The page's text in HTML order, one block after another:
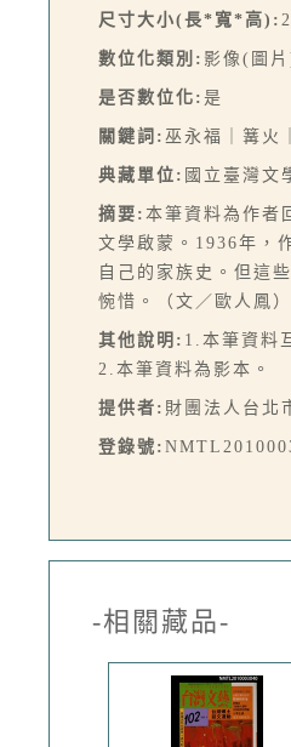
尺寸大小(長*寬*高):
數位化類別: 影像(圖片
是否數位化: 是
關鍵詞: 巫永福｜篝火
典藏單位: 國立臺灣文
摘要: 本筆資料為作者
文學啟蒙。1936年，
自己的家族史。但這
惋惜。（文／歐人鳳）
其他說明: 1.本筆資料
2.本筆資料為影本。
提供者: 財團法人台北
登錄號:
-相關藏品-